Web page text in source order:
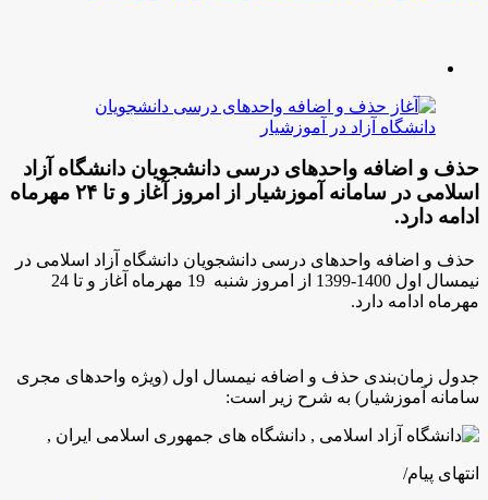
حذف و اضافه واحدهای درسی دانشجویان دانشگاه آزاد
اسلامی در سامانه آموزشیار از امروز آغاز و تا ۲۴ مهرماه
ادامه دارد.
حذف و اضافه واحدهای درسی دانشجویان دانشگاه آزاد اسلامی در
نیمسال اول 1400-1399 از امروز شنبه 19 مهرماه آغاز و تا 24
مهرماه ادامه دارد.
جدول زمان‌بندی حذف و اضافه نیمسال اول (ویژه واحدهای مجری
سامانه آموزشیار) به شرح زیر است:
انتهای پیام/